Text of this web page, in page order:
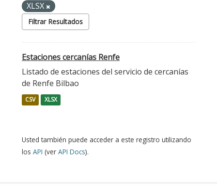
XLSX
Filtrar Resultados
Estaciones cercanías Renfe
Listado de estaciones del servicio de cercanías
de Renfe Bilbao
CSV XLSX
Usted también puede acceder a este registro utilizando
los API (ver API Docs).